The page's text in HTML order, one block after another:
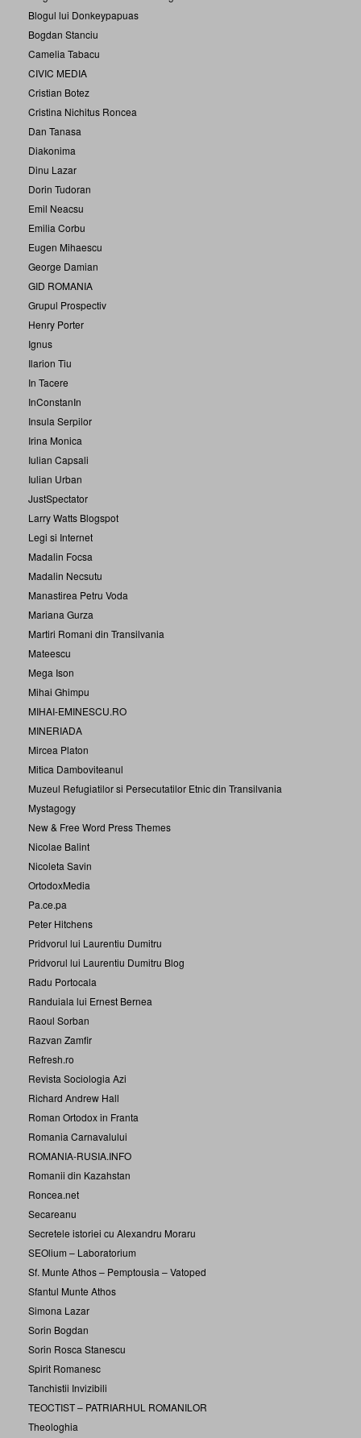
Blogul lui Donkeypapuas
Bogdan Stanciu
Camelia Tabacu
CIVIC MEDIA
Cristian Botez
Cristina Nichitus Roncea
Dan Tanasa
Diakonima
Dinu Lazar
Dorin Tudoran
Emil Neacsu
Emilia Corbu
Eugen Mihaescu
George Damian
GID ROMANIA
Grupul Prospectiv
Henry Porter
Ignus
Ilarion Tiu
In Tacere
InConstanIn
Insula Serpilor
Irina Monica
Iulian Capsali
Iulian Urban
JustSpectator
Larry Watts Blogspot
Legi si Internet
Madalin Focsa
Madalin Necsutu
Manastirea Petru Voda
Mariana Gurza
Martiri Romani din Transilvania
Mateescu
Mega Ison
Mihai Ghimpu
MIHAI-EMINESCU.RO
MINERIADA
Mircea Platon
Mitica Damboviteanul
Muzeul Refugiatilor si Persecutatilor Etnic din Transilvania
Mystagogy
New & Free Word Press Themes
Nicolae Balint
Nicoleta Savin
OrtodoxMedia
Pa.ce.pa
Peter Hitchens
Pridvorul lui Laurentiu Dumitru
Pridvorul lui Laurentiu Dumitru Blog
Radu Portocala
Randuiala lui Ernest Bernea
Raoul Sorban
Razvan Zamfir
Refresh.ro
Revista Sociologia Azi
Richard Andrew Hall
Roman Ortodox in Franta
Romania Carnavalului
ROMANIA-RUSIA.INFO
Romanii din Kazahstan
Roncea.net
Secareanu
Secretele istoriei cu Alexandru Moraru
SEOlium – Laboratorium
Sf. Munte Athos – Pemptousia – Vatoped
Sfantul Munte Athos
Simona Lazar
Sorin Bogdan
Sorin Rosca Stanescu
Spirit Romanesc
Tanchistii Invizibili
TEOCTIST – PATRIARHUL ROMANILOR
Theologhia